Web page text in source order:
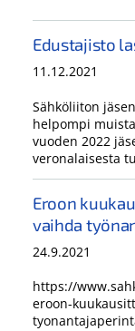
Edustajisto
11.12.2021
Sähköliiton
helpompi
vuoden 2022
veronalaisesta
Eroon
vaihda
24.9.2021
https://
eroon-